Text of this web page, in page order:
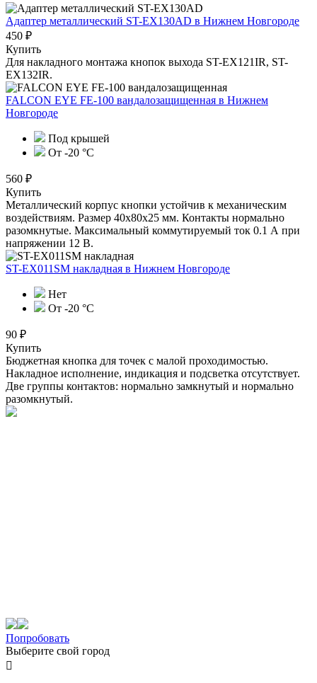
Адаптер металлический ST-EX130AD в Нижнем Новгороде
450 ₽
Купить
Для накладного монтажа кнопок выхода ST-EX121IR, ST-
EX132IR.
FALCON EYE FE-100 вандалозащищенная в Нижнем
Новгороде
Под крышей
От -20 °С
560 ₽
Купить
Металлический корпус кнопки устойчив к механическим
воздействиям. Размер 40х80х25 мм. Контакты нормально
разомкнутые. Максимальный коммутируемый ток 0.1 А при
напряжении 12 В.
ST-EX011SM накладная в Нижнем Новгороде
Нет
От -20 °С
90 ₽
Купить
Бюджетная кнопка для точек с малой проходимостью.
Накладное исполнение, индикация и подсветка отсутствует.
Две группы контактов: нормально замкнутый и нормально
разомкнутый.
Попробовать
Выберите свой город
